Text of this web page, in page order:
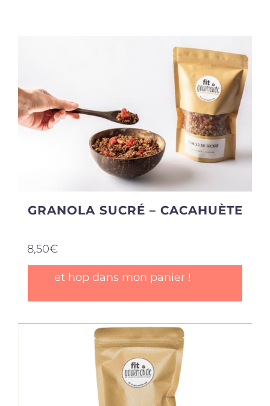
Traiteur
GRANOLA SUCRÉ – CACAHUÈTE
8,50€
et hop dans mon panier !